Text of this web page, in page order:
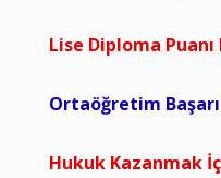
Lise Diploma
Ortaöğretim Başarı
Hukuk Kazanmak